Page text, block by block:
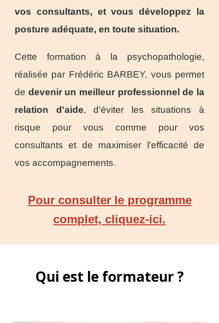
vos consultants, et vous développez la
posture adéquate, en toute situation.
Cette formation à la psychopathologie,
réalisée par Frédéric BARBEY, vous permet
de devenir un meilleur professionnel de la
relation d'aide, d'éviter les situations à
risque pour vous comme pour vos
consultants et de maximiser l'efficacité de
vos accompagnements.
Pour consulter le programme
complet, cliquez-ici.
Qui est le formateur ?